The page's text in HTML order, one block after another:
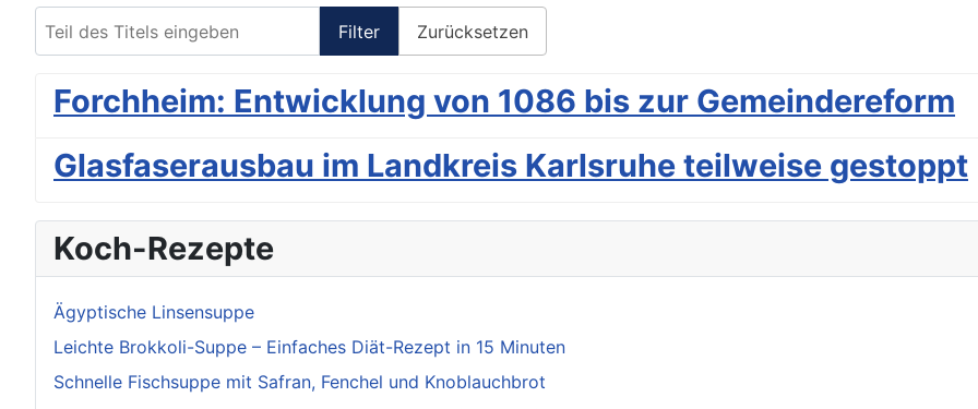
Filter Zurücksetzen
Forchheim: Entwicklung von 1086 bis zur Gemeindereform
Glasfaserausbau im Landkreis Karlsruhe teilweise gestoppt
Koch-Rezepte
Ägyptische Linsensuppe
Leichte Brokkoli-Suppe – Einfaches Diät-Rezept in 15 Minuten
Schnelle Fischsuppe mit Safran, Fenchel und Knoblauchbrot